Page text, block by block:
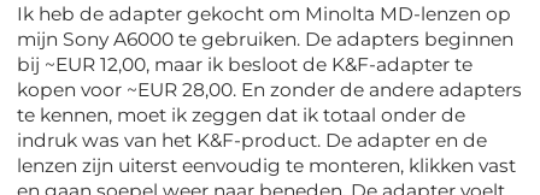
Ik heb de adapter gekocht om Minolta MD-lenzen op
mijn Sony A6000 te gebruiken. De adapters beginnen
bij ~EUR 12,00, maar ik besloot de K&F-adapter te
kopen voor ~EUR 28,00. En zonder de andere adapters
te kennen, moet ik zeggen dat ik totaal onder de
indruk was van het K&F-product. De adapter en de
lenzen zijn uiterst eenvoudig te monteren, klikken vast
en gaan soepel weer naar beneden. De adapter voelt